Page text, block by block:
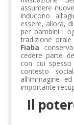
assumere
inducono
essere, allora,
per bambini i
tradizione
Fiaba
cedere parte
con cui
contesto
all’immagine
importante
Il